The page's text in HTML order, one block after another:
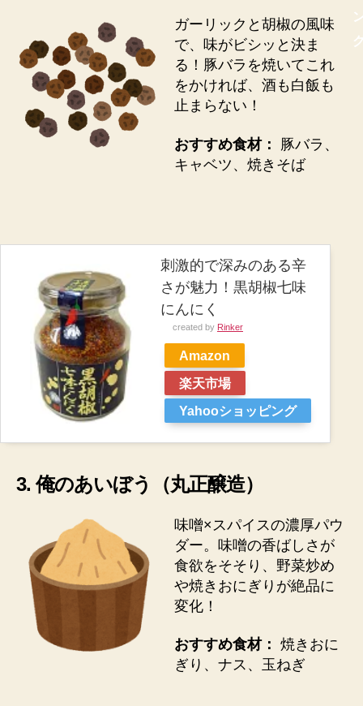
ガーリックと胡椒の風味
で、味がビシッと決ま
る！豚バラを焼いてこれ
をかければ、酒も白飯も
止まらない！
おすすめ食材：
豚バラ、
キャベツ、焼きそば
刺激的で深みのある辛
さが魅力！黒胡椒七味
にんにく
created by Rinker
Amazon
楽天市場
Yahooショッピング
3. 俺のあいぼう（丸正醸造）
味噌×スパイスの濃厚パウ
ダー。味噌の香ばしさが
食欲をそそり、野菜炒め
や焼きおにぎりが絶品に
変化！
おすすめ食材： 焼きおに
ぎり、ナス、玉ねぎ